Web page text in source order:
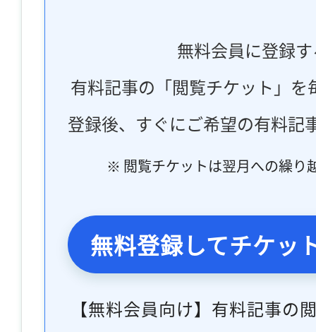
無料会員に登録
有料記事の「閲覧チケット」
登録後、すぐにご希望の有料記
※ 閲覧チケットは翌月への繰り
無料登録してチケッ
【無料会員向け】有料記事の